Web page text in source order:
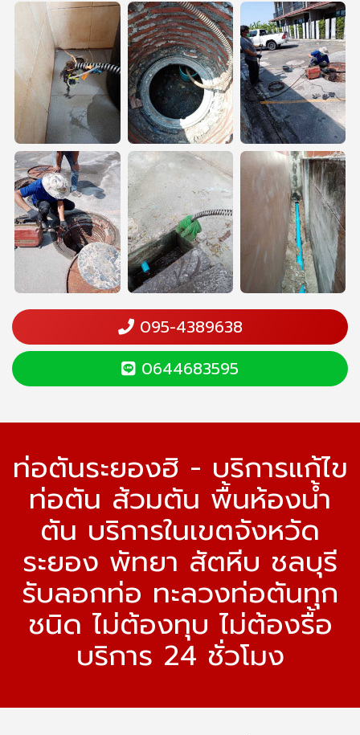
095-4389638
0644683595
ท่อตันระยองฮิ - บริการแก้ไข
ท่อตัน ส้วมตัน พื้นห้องน้ำ
ตัน บริการในเขตจังหวัด
ระยอง พัทยา สัตหีบ ชลบุรี
รับลอกท่อ ทะลวงท่อตันทุก
ชนิด ไม่ต้องทุบ ไม่ต้องรื้อ
บริการ 24 ชั่วโมง